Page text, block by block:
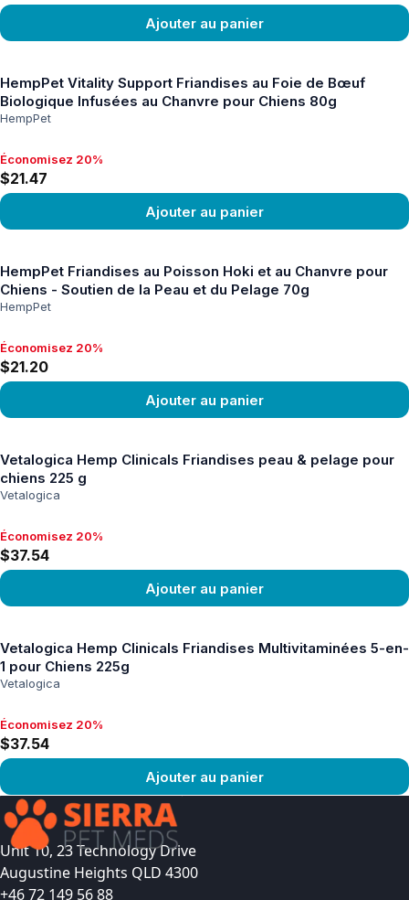
Ajouter au panier
HempPet Vitality Support Friandises au Foie de Bœuf
Biologique Infusées au Chanvre pour Chiens 80g
HempPet
Économisez 20%, $21.47
Économisez 20%
$21.47
Ajouter au panier
HempPet Friandises au Poisson Hoki et au Chanvre pour
Chiens - Soutien de la Peau et du Pelage 70g
HempPet
Économisez 20%, $21.20
Économisez 20%
$21.20
Ajouter au panier
Vetalogica Hemp Clinicals Friandises peau & pelage pour
chiens 225 g
Vetalogica
Économisez 20%, $37.54
Économisez 20%
$37.54
Ajouter au panier
Vetalogica Hemp Clinicals Friandises Multivitaminées 5-en-
1 pour Chiens 225g
Vetalogica
Économisez 20%, $37.54
Économisez 20%
$37.54
Ajouter au panier
Voir le produit
Unit 10, 23 Technology Drive
Augustine Heights QLD 4300
+46 72 149 56 88